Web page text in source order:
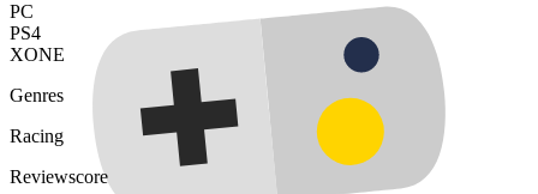
PC
PS4
XONE
Genres
Racing
Reviewscore